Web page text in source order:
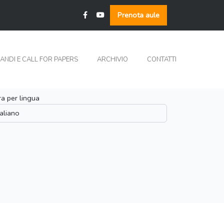
Prenota aule
E CALL FOR PAPERS ARCHIVIO CONTATTI
per lingua